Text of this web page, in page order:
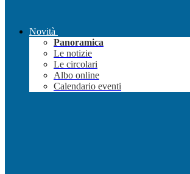
Novità
Panoramica
Le notizie
Le circolari
Albo online
Calendario eventi